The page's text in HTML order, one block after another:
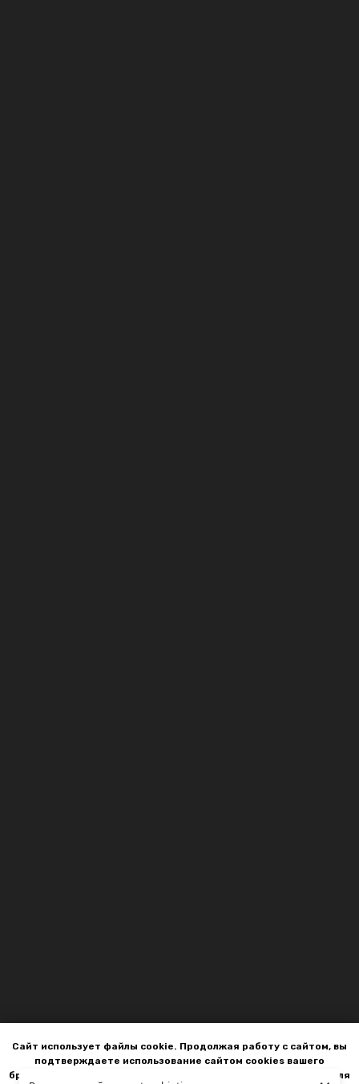
Сайт использует файлы cookie. Продолжая работу с сайтом, вы
подтверждаете использование сайтом cookies вашего
браузера, которые помогают нам делать этот сайт удобнее для